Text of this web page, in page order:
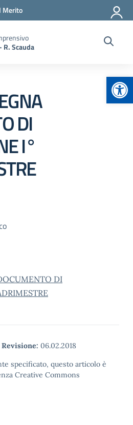
Merito
R. Scauda
DI
I°
DI
Revisione: 06.02.2018
specificato, questo articolo è
Creative Commons